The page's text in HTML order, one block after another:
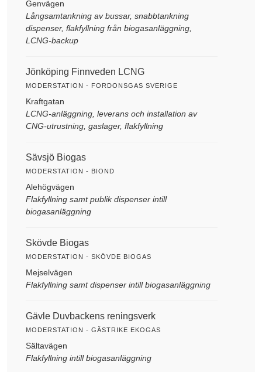
Genvägen
Långsamtankning av bussar, snabbtankning
dispenser, flakfyllning från biogasanläggning,
LCNG-backup
Jönköping Finnveden LCNG
MODERSTATION - FORDONSGAS SVERIGE
Kraftgatan
LCNG-anläggning, leverans och installation av
CNG-utrustning, gaslager, flakfyllning
Sävsjö Biogas
MODERSTATION - BIOND
Alehögvägen
Flakfyllning samt publik dispenser intill
biogasanläggning
Skövde Biogas
MODERSTATION - SKÖVDE BIOGAS
Mejselvägen
Flakfyllning samt dispenser intill biogasanläggning
Gävle Duvbackens reningsverk
MODERSTATION - GÄSTRIKE EKOGAS
Sältavägen
Flakfyllning intill biogasanläggning